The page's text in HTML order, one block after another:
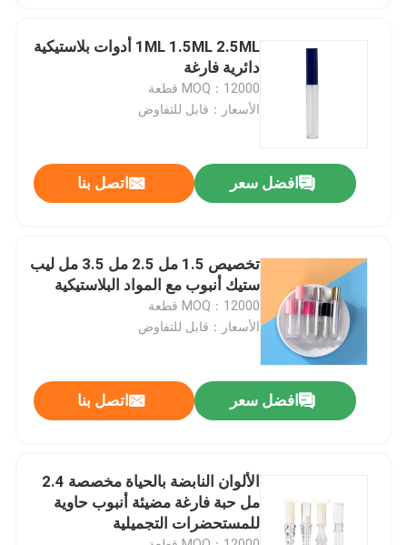
أشرطة فيديو
معلومات عنا
رقابة جودة
اتصل بنا
أخبار
مصغّر زناد مرشّ
1ML 1.5ML 2.5ML أدوات بلاستيكية
دائرية فارغة
MOQ：12000 قطعة
الأسعار：قابل للتفاوض
افضل سعر اتصل بنا
تخصيص 1.5 مل 2.5 مل 3.5 مل ليب
ستيك أنبوب مع المواد البلاستيكية
MOQ：12000 قطعة
الأسعار：قابل للتفاوض
افضل سعر اتصل بنا
الألوان النابضة بالحياة مخصصة 2.4
مل حبة فارغة مضيئة أنبوب حاوية
للمستحضرات التجميلية